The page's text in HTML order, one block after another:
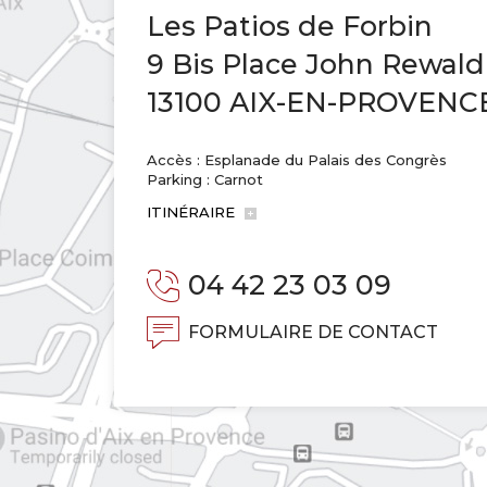
Les Patios de Forbin
9 Bis Place John Rewald
13100 AIX-EN-
Accès : Esplanade du Palais des Congrès
Parking : Carnot
ITINÉRAIRE
04 42 23 03 09
FORMULAIRE DE CONTACT